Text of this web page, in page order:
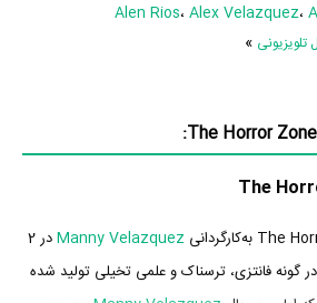
Alen Rios، Alex Velazquez،
»
Manny Velazquez
در 2
سال پیش یعنی سال 1396 در گونه فانتزی، ترسناک و علمی تخیلی تولید شده